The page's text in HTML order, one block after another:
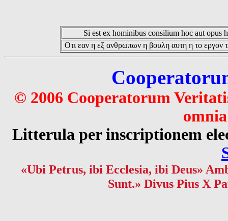
Si est ex hominibus consilium hoc aut opus
Οτι εαν η εξ ανθρωπων η βουλη αυτη η το εργον
© 2006 Cooperatorum
Litterula per inscriptionem
«Ubi Petrus, ibi Ecclesia, ibi Deus»
Sunt.» Divus Pius X